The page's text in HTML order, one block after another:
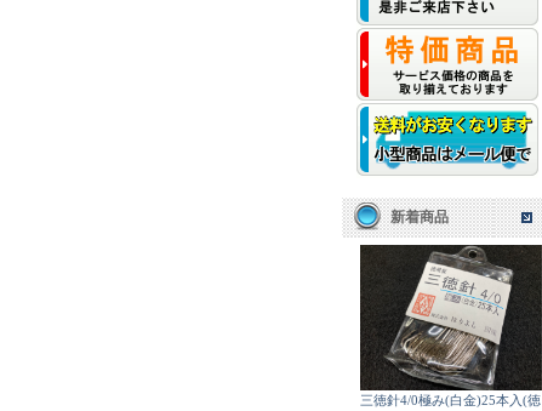
新着商品
三徳針4/0極み(白金)25本入(徳